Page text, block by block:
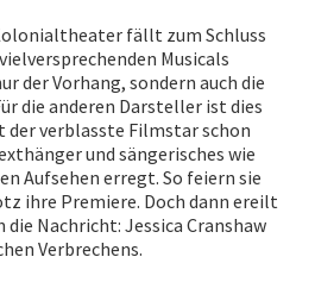
fällt zum Schluss
Musicals
der Vorhang, sondern auch die
die anderen Darsteller ist dies
der verblasste Filmstar schon
und sängerisches wie
Aufsehen erregt. So feiern sie
ihre Premiere. Doch dann ereilt
Nachricht: Jessica Cranshaw
Verbrechens.